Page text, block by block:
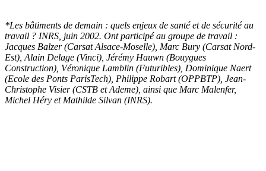
*Les bâtiments de demain : quels enjeux de santé et de sécurité au
travail ? INRS, juin 2002. Ont participé au groupe de travail :
Jacques Balzer (Carsat Alsace-Moselle), Marc Bury (Carsat Nord-
Est), Alain Delage (Vinci), Jérémy Hauwn (Bouygues
Construction), Véronique Lamblin (Futuribles), Dominique Naert
(Ecole des Ponts ParisTech), Philippe Robart (OPPBTP), Jean-
Christophe Visier (CSTB et Ademe), ainsi que Marc Malenfer,
Michel Héry et Mathilde Silvan (INRS).